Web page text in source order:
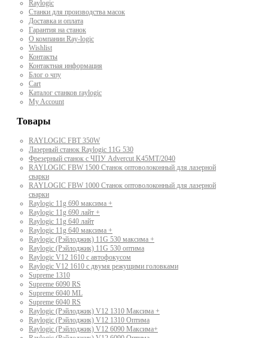
Raylogic
Станки для производства масок
Доставка и оплата
Гарантия на станок
О компании Ray-logic
Wishlist
Контакты
Контактная информация
Блог о чпу
Cart
Каталог станков raylogic
My Account
Товары
RAYLOGIC FBT 350W
Лазерный станок Raylogic 11G 530
Фрезерный станок с ЧПУ Advercut K45MT/2040
RAYLOGIC FBW 1500 Станок оптоволоконный для лазерной
сварки
RAYLOGIC FBW 1000 Станок оптоволоконный для лазерной
сварки
Raylogic 11g 690 максима +
Raylogic 11g 690 лайт +
Raylogic 11g 640 лайт
Raylogic 11g 640 максима +
Raylogic (Рэйлоджик) 11G 530 максима +
Raylogic (Рэйлоджик) 11G 530 оптима
Raylogic V12 1610 с автофокусом
Raylogic V12 1610 с двумя режущими головками
Supreme 1310
Supreme 6090 RS
Supreme 6040 ML
Supreme 6040 RS
Raylogic (Рэйлоджик) V12 1310 Максима +
Raylogic (Рэйлоджик) V12 1310 Оптима
Raylogic (Рэйлоджик) V12 6090 Максима+